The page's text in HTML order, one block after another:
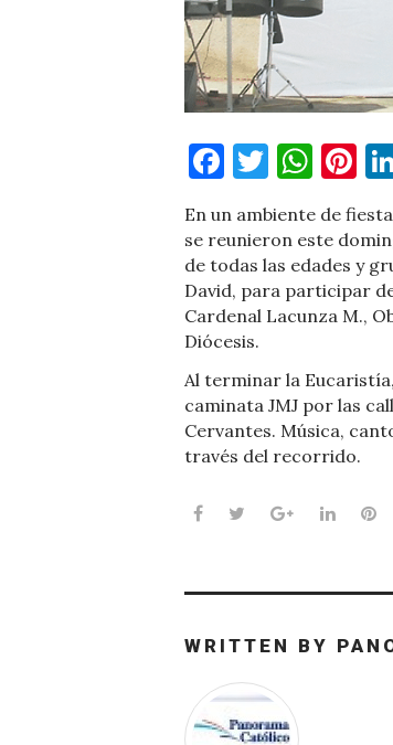
Facebook
Twitter
En un ambiente de
se reunieron este
de todas las edades y
David, para participar
Cardenal Lacunza M.,
Diócesis.
Al terminar la
caminata JMJ por las
Cervantes. Música,
través del recorrido.
Facebook
TwitterGoogle+
WRITTEN BY